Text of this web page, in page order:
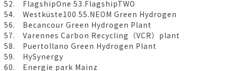
52. FlagshipOne 53.FlagshipTWO
54. Westküste100 55.NEOM Green Hydrogen
56. Becancour Green Hydrogen Plant
57. Varennes Carbon Recycling（VCR）plant
58. Puertollano Green Hydrogen Plant
59. HySynergy
60. Energie park Mainz